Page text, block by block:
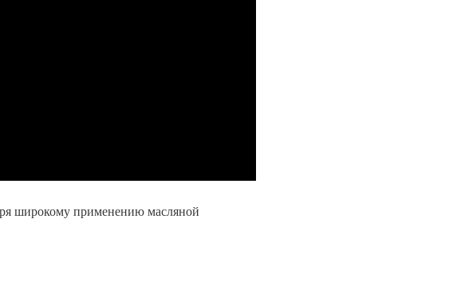
широкому применению масляной